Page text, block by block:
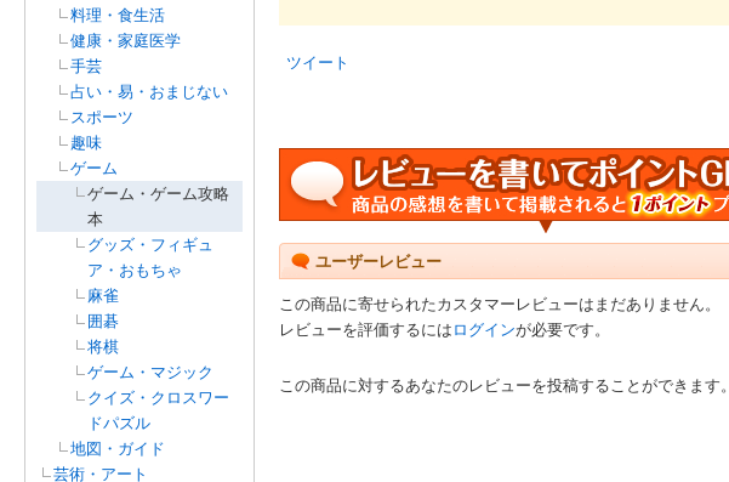
料理・食生活
健康・家庭医学
手芸
占い・易・おまじない
スポーツ
趣味
ゲーム
ゲーム・ゲーム攻略
本
グッズ・フィギュ
ア・おもちゃ
麻雀
囲碁
将棋
ゲーム・マジック
クイズ・クロスワー
ドパズル
地図・ガイド
芸術・アート
ツイート
ユーザーレビュー
この商品に寄せられたカスタマーレビューはまだありません。
レビューを評価するには ログインが必要です。
この商品に対するあなたのレビューを投稿することができます。